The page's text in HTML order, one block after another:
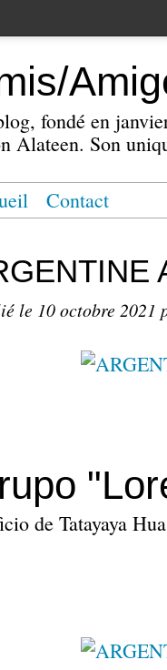
fondé en
Alateen. Son
Contact
le 10 octobre 2021
de Tatayaya